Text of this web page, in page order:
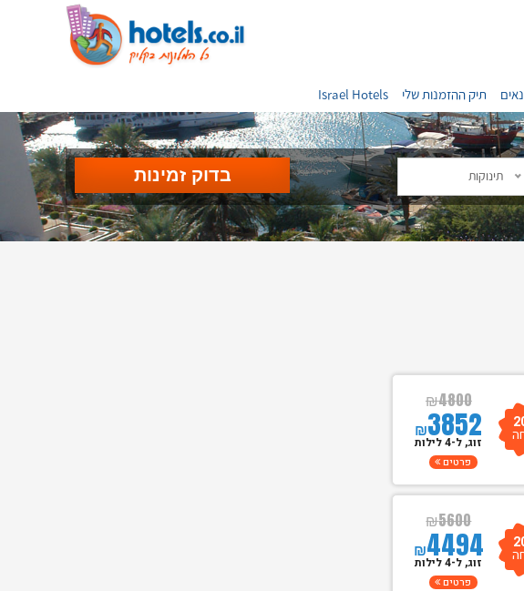
תיק ההזמנות שלי Israel Hotels
תינוקות
₪4800
₪3852
זוג, ל-4 לילות
פרטים
₪5600
₪4494
זוג, ל-4 לילות
פרטים